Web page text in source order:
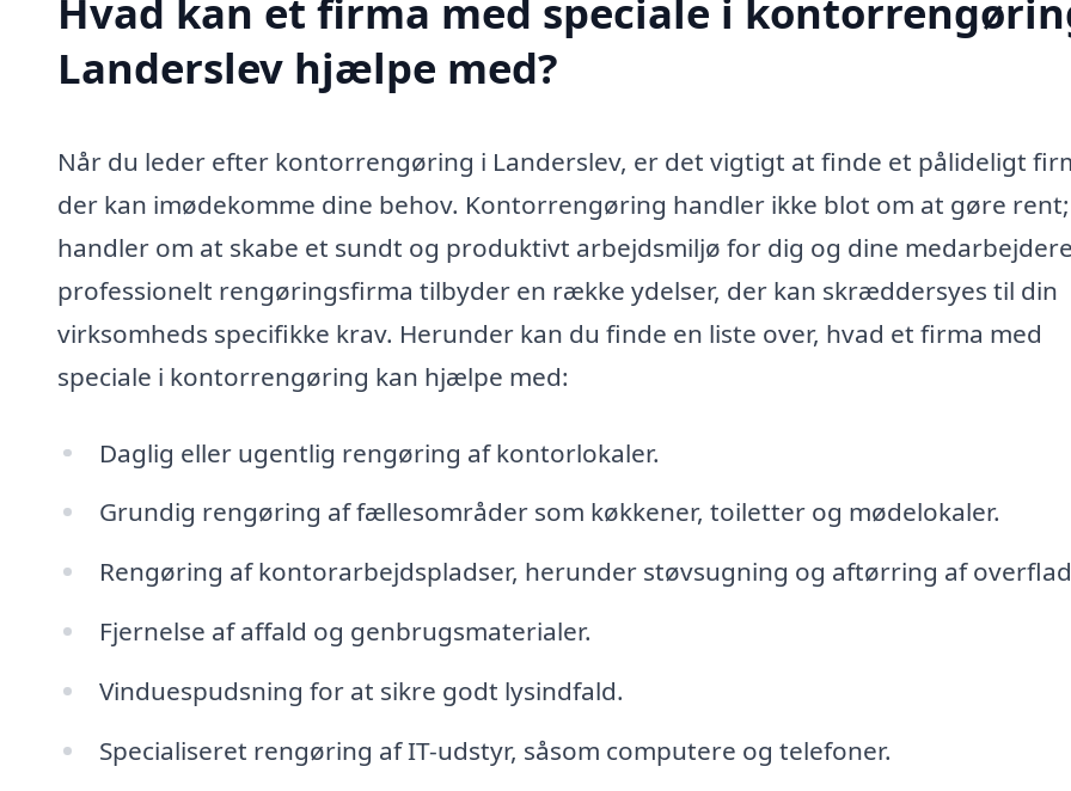
Hvad kan et firma med speciale i
Landerslev hjælpe med?
Når du leder efter kontorrengøring i Landerslev, er det vigtigt at finde et pålideligt
der kan imødekomme dine behov. Kontorrengøring handler ikke blot om at gøre
handler om at skabe et sundt og produktivt arbejdsmiljø for dig og dine
professionelt rengøringsfirma tilbyder en række ydelser, der kan skræddersyes til din
virksomheds specifikke krav. Herunder kan du finde en liste over, hvad et firma med
speciale i kontorrengøring kan hjælpe med:
Daglig eller ugentlig rengøring af kontorlokaler.
Grundig rengøring af fællesområder som køkkener, toiletter og mødelokaler.
Rengøring af kontorarbejdspladser, herunder støvsugning og aftørring af
Fjernelse af affald og genbrugsmaterialer.
Vinduespudsning for at sikre godt lysindfald.
Specialiseret rengøring af IT-udstyr, såsom computere og telefoner.